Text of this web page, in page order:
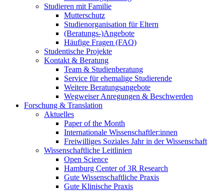
Studieren mit Familie
Mutterschutz
Studienorganisation für Eltern
(Beratungs-)Angebote
Häufige Fragen (FAQ)
Studentische Projekte
Kontakt & Beratung
Team & Studienberatung
Service für ehemalige Studierende
Weitere Beratungsangebote
Wegweiser Anregungen & Beschwerden
Forschung & Translation
Aktuelles
Paper of the Month
Internationale Wissenschaftler:innen
Freiwilliges Soziales Jahr in der Wissenschaft
Wissenschaftliche Leitlinien
Open Science
Hamburg Center of 3R Research
Gute Wissenschaftliche Praxis
Gute Klinische Praxis